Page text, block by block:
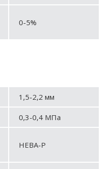
0-5%
1,5-2,2 мм
0,3-0,4 МПа
НЕВА-Р